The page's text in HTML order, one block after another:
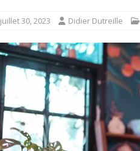
juillet 30, 2023 Didier Dutreille